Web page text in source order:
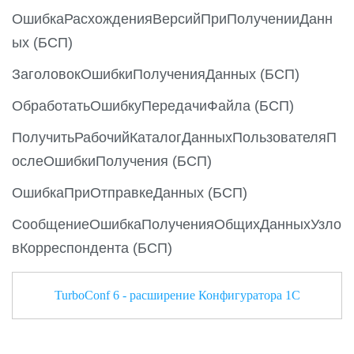
s
ОшибкаРасхожденияВерсийПриПолученииДанн
ых (БСП)
ЗаголовокОшибкиПолученияДанных (БСП)
ОбработатьОшибкуПередачиФайла (БСП)
ПолучитьРабочийКаталогДанныхПользователяП
ослеОшибкиПолучения (БСП)
ОшибкаПриОтправкеДанных (БСП)
СообщениеОшибкаПолученияОбщихДанныхУзло
вКорреспондента (БСП)
TurboConf 6 - расширение Конфигуратора 1С